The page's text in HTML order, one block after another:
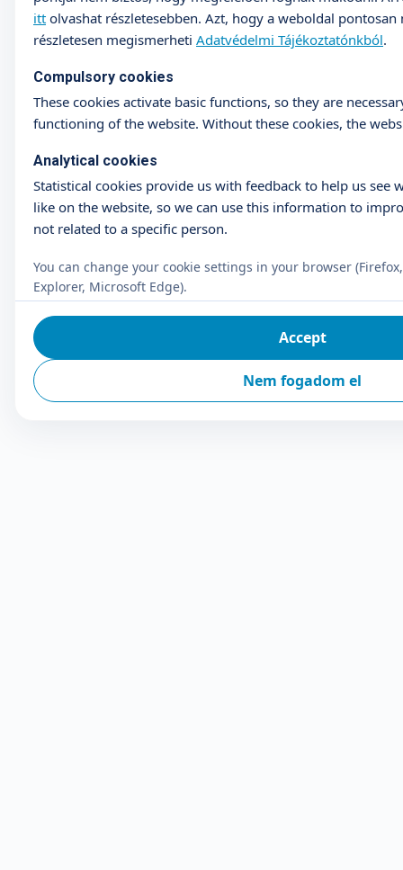
itt olvashat részletesebben. Azt, hogy a weboldal
részletesen megismerheti Adatvédelmi Tájékoztatónkból.
Compulsory cookies
These cookies activate basic functions, so they are
functioning of the website. Without these cookies, the
Analytical cookies
Statistical cookies provide us with feedback to help us see
like on the website, so we can use this information to
not related to a specific person.
You can change your cookie settings in your browser
Explorer, Microsoft Edge).
Nem fogadom el
Accept